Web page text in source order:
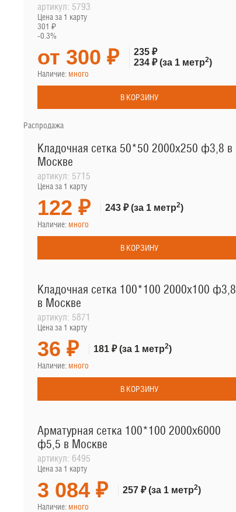
артикул: 5793
Цена за 1 карту
301 ₽
-0.3%
от 300 ₽
235 ₽
234 ₽(за 1 метр2)
Наличие: много
В КОРЗИНУ
Распродажа
Кладочная сетка 50*50 2000х250 ф3,8 в
Москве
артикул: 5715
Цена за 1 карту
122 ₽ 243 ₽(за 1 метр2)
Наличие: много
В КОРЗИНУ
Кладочная сетка 100*100 2000х100 ф3,8
в Москве
артикул: 5871
Цена за 1 карту
36 ₽ 181 ₽(за 1 метр2)
Наличие: много
В КОРЗИНУ
Арматурная сетка 100*100 2000х6000
ф5,5 в Москве
артикул: 6495
Цена за 1 карту
3 084 ₽ 257 ₽(за 1 метр2)
Наличие: много